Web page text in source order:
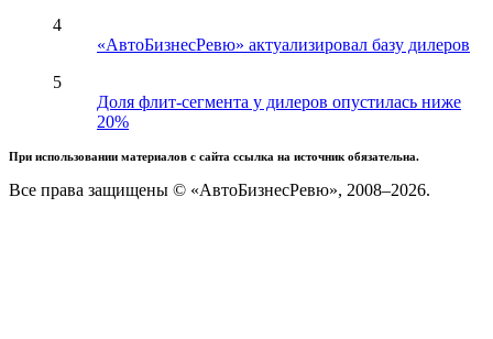
4
«АвтоБизнесРевю» актуализировал базу дилеров
5
Доля флит-сегмента у дилеров опустилась ниже
20%
При использовании материалов с сайта ссылка на источник обязательна.
Все права защищены © «АвтоБизнесРевю», 2008–2026.